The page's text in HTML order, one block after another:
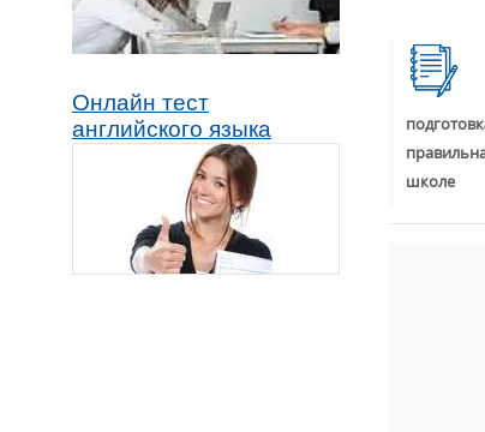
Онлайн тест
английского языка
школе